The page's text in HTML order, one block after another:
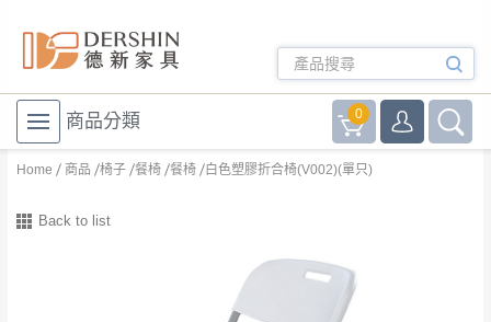
商品分類 0
Home 商品 椅子 餐椅 餐椅 白色塑膠折合椅(V002)(單只)
Back to list